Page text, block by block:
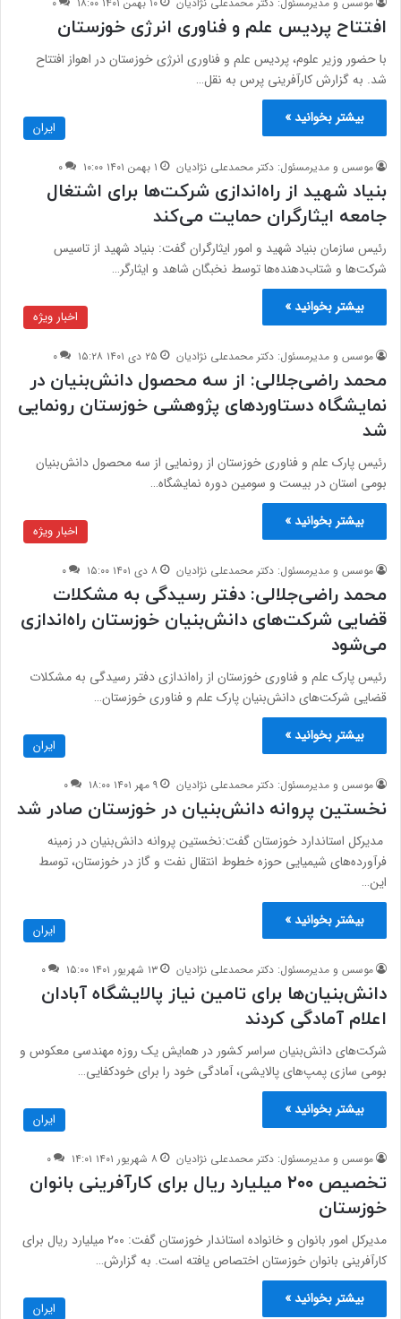
افتتاح پردیس علم و فناوری انرژی خوزستان
با حضور وزیر علوم، پردیس علم و فناوری انرژی خوزستان در اهواز افتتاح
شد. به گزارش کارآفرینی پرس به نقل…
بیشتر بخوانید »
ایران
موسس و مدیرمسئول: دکتر محمدعلی نژادیان ۱ بهمن ۱۴۰۱ ۱۰:۰۰ ۰
بنیاد شهید از راه‌اندازی شرکت‌ها برای اشتغال
جامعه ایثارگران حمایت می‌کند
رئیس سازمان بنیاد شهید و امور ایثارگران گفت: بنیاد شهید از تاسیس
شرکت‌ها و شتاب‌دهنده‌ها توسط نخبگان شاهد و ایثارگر…
بیشتر بخوانید »
اخبار ویژه
موسس و مدیرمسئول: دکتر محمدعلی نژادیان ۲۵ دی ۱۴۰۱ ۱۵:۲۸ ۰
محمد راضی‌جلالی: از سه محصول دانش‌بنیان در
نمایشگاه دستاوردهای پژوهشی خوزستان رونمایی
شد
رئیس پارک علم و فناوری خوزستان از رونمایی از سه محصول دانش‌بنیان
بومی استان در بیست و سومین دوره نمایشگاه…
بیشتر بخوانید »
اخبار ویژه
موسس و مدیرمسئول: دکتر محمدعلی نژادیان ۸ دی ۱۴۰۱ ۱۵:۰۰ ۰
محمد راضی‌جلالی: دفتر رسیدگی به مشکلات
قضایی شرکت‌های دانش‌بنیان خوزستان راه‌اندازی
می‌شود
رئیس پارک علم و فناوری خوزستان از راه‌اندازی دفتر رسیدگی به مشکلات
قضایی شرکت‌های دانش‌بنیان پارک علم و فناوری خوزستان…
بیشتر بخوانید »
ایران
موسس و مدیرمسئول: دکتر محمدعلی نژادیان ۹ مهر ۱۴۰۱ ۱۸:۰۰ ۰
نخستین پروانه دانش‌بنیان در خوزستان صادر شد
مدیرکل استاندارد خوزستان گفت:نخستین پروانه دانش‌بنیان در زمینه
فرآورده‌های شیمیایی حوزه خطوط انتقال نفت و گاز در خوزستان، توسط
این…
بیشتر بخوانید »
ایران
موسس و مدیرمسئول: دکتر محمدعلی نژادیان ۱۳ شهریور ۱۴۰۱ ۱۵:۰۰ ۰
دانش‌بنیان‌ها برای تامین نیاز پالایشگاه آبادان
اعلام آمادگی کردند
شرکت‌های دانش‌بنیان‌ سراسر کشور در همایش یک روزه مهندسی معکوس و
بومی سازی پمپ‌های پالایشی، آمادگی خود را برای خودکفایی…
بیشتر بخوانید »
ایران
موسس و مدیرمسئول: دکتر محمدعلی نژادیان ۸ شهریور ۱۴۰۱ ۱۴:۰۱ ۰
تخصیص ۲۰۰ میلیارد ریال برای کارآفرینی بانوان
خوزستان
مدیرکل امور بانوان و خانواده استاندار خوزستان گفت: ۲۰۰ میلیارد ریال برای
کارآفرینی بانوان خوزستان اختصاص یافته است. به گزارش…
بیشتر بخوانید »
ایران